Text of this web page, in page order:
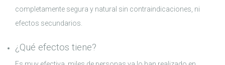
completamente segura y natural sin contraindicaciones, ni
efectos secundarios.
¿Qué efectos tiene?